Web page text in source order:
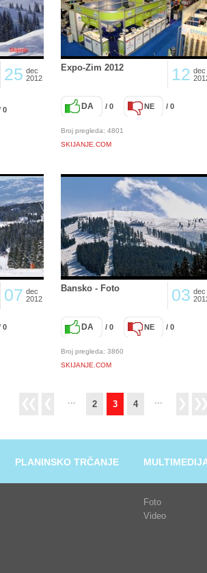
25 dec
2012
0
12 dec
Expo-Zim 2012
DA / 0 NE / 0
Broj pregleda: 4801
SKIJANJE.COM
07 dec
2012
0
03 dec
Bansko - Foto
DA / 0 NE / 0
Broj pregleda: 3860
SKIJANJE.COM
... 2 3 4 ...
PLANINSKO TRČANJE
Foto
Video